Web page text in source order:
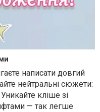
написати довгий
нейтральні сюжети:
Уникайте кліше зі
— так легше